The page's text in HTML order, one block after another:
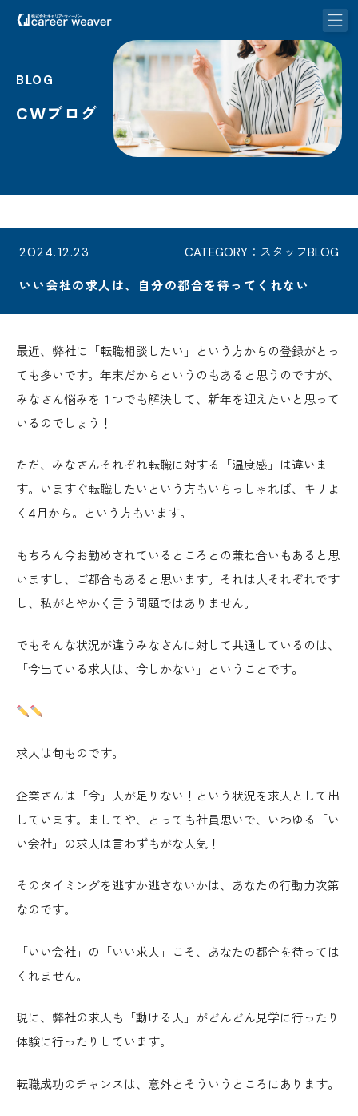
BLOG
CWブログ
2024.12.23 CATEGORY：スタッフBLOG
いい会社の求人は、自分の都合を待ってくれない
最近、弊社に「転職相談したい」という方からの登録がとっ
ても多いです。年末だからというのもあると思うのですが、
みなさん悩みを１つでも解決して、新年を迎えたいと思って
いるのでしょう！
ただ、みなさんそれぞれ転職に対する「温度感」は違いま
す。いますぐ転職したいという方もいらっしゃれば、キリよ
く4月から。という方もいます。
もちろん今お勤めされているところとの兼ね合いもあると思
いますし、ご都合もあると思います。それは人それぞれです
し、私がとやかく言う問題ではありません。
でもそんな状況が違うみなさんに対して共通しているのは、
「今出ている求人は、今しかない」ということです。
求人は旬ものです。
企業さんは「今」人が足りない！という状況を求人として出
しています。ましてや、とっても社員思いで、いわゆる「い
い会社」の求人は言わずもがな人気！
そのタイミングを逃すか逃さないかは、あなたの行動力次第
なのです。
「いい会社」の「いい求人」こそ、あなたの都合を待っては
くれません。
現に、弊社の求人も「動ける人」がどんどん見学に行ったり
体験に行ったりしています。
転職成功のチャンスは、意外とそういうところにあります。